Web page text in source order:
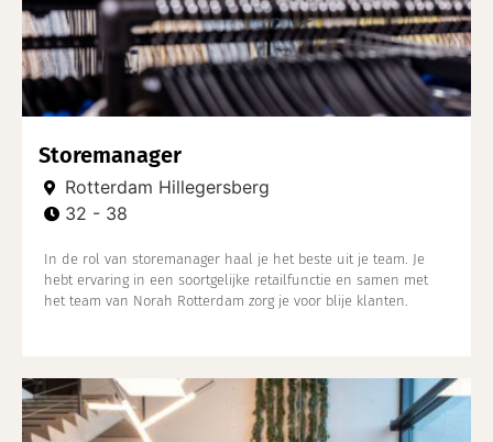
Storemanager
Rotterdam Hillegersberg
32 - 38
In de rol van storemanager haal je het beste uit je team. Je
hebt ervaring in een soortgelijke retailfunctie en samen met
het team van Norah Rotterdam zorg je voor blije klanten.